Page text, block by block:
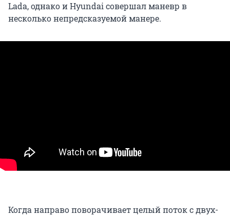
Lada, однако и Hyundai совершал маневр в
несколько непредсказуемой манере.
Когда направо поворачивает целый поток с двух-